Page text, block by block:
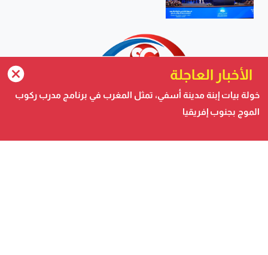
safigoud media
الأخبار العاجلة
خولة بيات إبنة مدينة أسفي، تمثل المغرب في برنامج مدرب ركوب
الموج بجنوب إفريقيا